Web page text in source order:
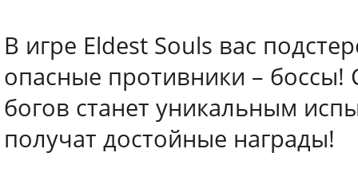
В игре Eldest Souls вас
опасные противники –
богов станет уникальным
получат достойные награды!